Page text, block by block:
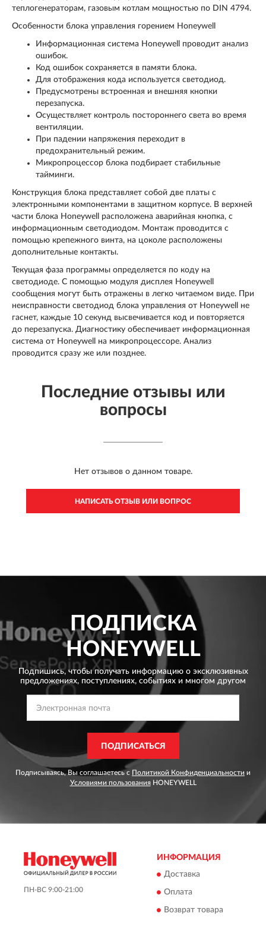
теплогенераторам, газовым котлам мощностью по DIN 4794.
Особенности блока управления горением Honeywell
Информационная система Honeywell проводит анализ
ошибок.
Код ошибок сохраняется в памяти блока.
Для отображения кода используется светодиод.
Предусмотрены встроенная и внешняя кнопки
перезапуска.
Осуществляет контроль постороннего света во время
вентиляции.
При падении напряжения переходит в
предохранительный режим.
Микропроцессор блока подбирает стабильные
тайминги.
Конструкция блока представляет собой две платы с
электронными компонентами в защитном корпусе. В верхней
части блока Honeywell расположена аварийная кнопка, с
информационным светодиодом. Монтаж проводится с
помощью крепежного винта, на цоколе расположены
дополнительные контакты.
Текущая фаза программы определяется по коду на
светодиоде. С помощью модуля дисплея Honeywell
сообщения могут быть отражены в легко читаемом виде. При
неисправности светодиод блока управления от Honeywell не
гаснет, каждые 10 секунд высвечивается код и повторяется
до перезапуска. Диагностику обеспечивает информационная
система от Honeywell на микропроцессоре. Анализ
проводится сразу же или позднее.
Последние отзывы или
вопросы
Нет отзывов о данном товаре.
НАПИСАТЬ ОТЗЫВ ИЛИ ВОПРОС
ПОДПИСКА
HONEYWELL
Подпишись, чтобы получать информацию о эксклюзивных
предложениях, поступлениях, событиях и многом другом
ПОДПИСАТЬСЯ
Подписываясь, Вы соглашаетесь с Политикой Конфиденциальности и
Условиями пользованияHONEYWELL
ПН-ВС 9:00-21:00
ИНФОРМАЦИЯ
Доставка
Оплата
Возврат товара